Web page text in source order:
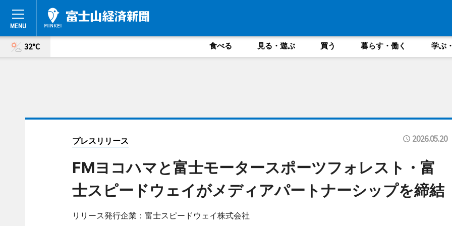
32°C 食べる 見る・遊ぶ 買う 暮らす・働く 学ぶ
プレスリリース 2026.05.20
FMヨコハマと富士モータースポーツフォレスト・富
士スピードウェイがメディアパートナーシップを締結
リリース発行企業：富士スピードウェイ株式会社